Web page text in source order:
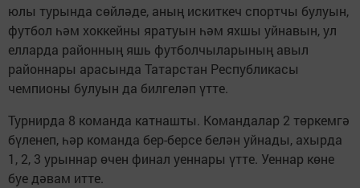
юлы турында сөйләде, аның искиткеч спортчы булуын,
футбол һәм хоккейны яратуын һәм яхшы уйнавын, ул
елларда районның яшь футболчыларының авыл
районнары арасында Татарстан Республикасы
чемпионы булуын да билгеләп үтте.
Турнирда 8 команда катнашты. Командалар 2 төркемгә
бүленеп, һәр команда бер-берсе белән уйнады, ахырда
1, 2, 3 урыннар өчен финал уеннары үтте. Уеннар көне
буе дәвам итте.